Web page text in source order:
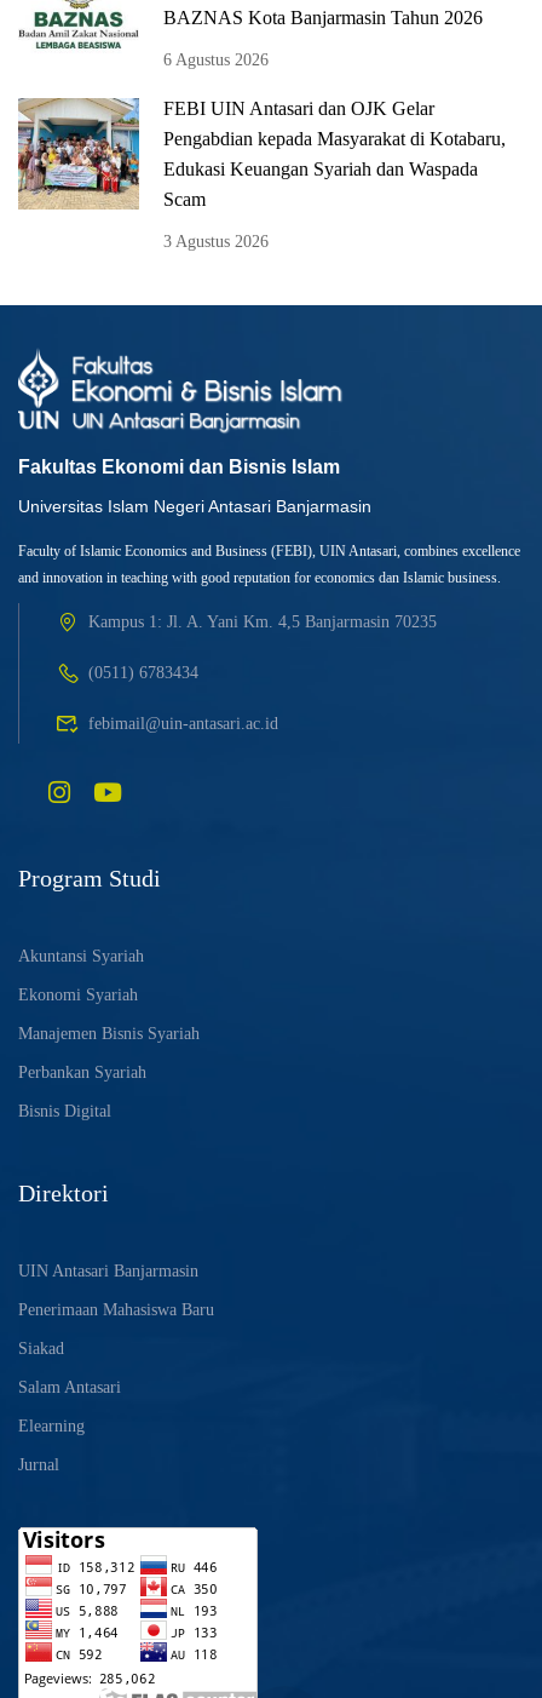
BAZNAS Kota Banjarmasin Tahun 2026
6 Agustus 2026
FEBI UIN Antasari dan OJK Gelar
Pengabdian kepada Masyarakat di Kotabaru,
Edukasi Keuangan Syariah dan Waspada
Scam
3 Agustus 2026
Fakultas Ekonomi dan Bisnis Islam
Universitas Islam Negeri Antasari Banjarmasin
Faculty of Islamic Economics and Business (FEBI), UIN Antasari, combines excellence
and innovation in teaching with good reputation for economics dan Islamic business.
Kampus 1: Jl. A. Yani Km. 4,5 Banjarmasin 70235
(0511) 6783434
febimail@uin-antasari.ac.id
Program Studi
Akuntansi Syariah
Ekonomi Syariah
Manajemen Bisnis Syariah
Perbankan Syariah
Bisnis Digital
Direktori
UIN Antasari Banjarmasin
Penerimaan Mahasiswa Baru
Siakad
Salam Antasari
Elearning
Jurnal